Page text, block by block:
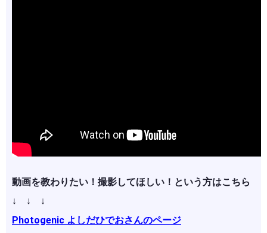
動画を教わりたい！撮影してほしい！という方はこちら
↓ ↓ ↓
Photogenic よしだひでおさんのページ